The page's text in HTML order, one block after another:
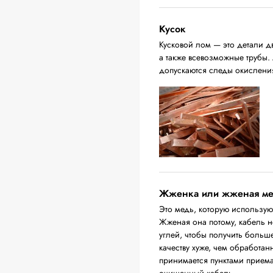
Кусок
Кусковой лом — это детали
а также всевозможные
допускаются следы
Жженка или жженая
Это медь, которую
Жженая она потому, кабель
углей, чтобы получить
качеству хуже, чем
принимается пунктами